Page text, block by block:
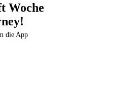
Woche
die App